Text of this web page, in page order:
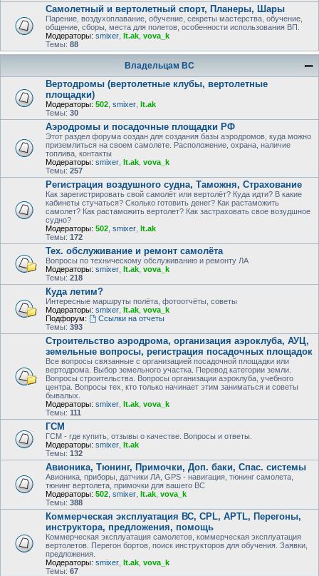
Самолетный и вертолетный спорт, Планеры, Шары
Парение, воздухоплавание, обучение, секреты мастерства, обучение,
общение, сборы, места для полетов, особенности использования ВП.
Модераторы: smixer lt.ak vova_k
Темы: 88
Владельцам ВС
Вертодромы (вертолетные клубы, вертолетные
площадки)
Модераторы: 502 smixer lt.ak
Темы: 30
Аэродромы и посадочные площадки РФ
Этот раздел форума создан для создания базы аэродромов, куда можно
приземлиться на своем самолете. Расположение, охрана, наличие
топлива, контакты
Модераторы: smixer lt.ak vova_k
Темы: 257
Регистрация воздушного судна, Таможня, Страхование
Как зарегистрировать свой самолёт или вертолёт? Куда идти? В какие
кабинеты стучаться? Сколько готовить денег? Как растаможить
самолет? Как растаможить вертолет? Как застраховать свое возудшное
судно?
Модераторы: 502 smixer lt.ak
Темы: 172
Тех. обслуживание и ремонт самолёта
Вопросы по техническому обслуживанию и ремонту ЛА
Модераторы: smixer lt.ak vova_k
Темы: 218
Куда летим?
Интересные маршруты полёта, фотоотчёты, советы
Модераторы: smixer lt.ak vova_k
Подфорум:
Ссылки на отчеты
Темы: 393
Строительство аэродрома, организация аэроклуба, АУЦ,
земельные вопросы, регистрация посадочных площадок
Все вопросы связанные с организацией посадочной площадки или
вертодрома. Выбор земельного участка. Перевод категории земли.
Вопросы строительства. Вопросы организации аэроклуба, учебного
центра. Вопросы тех, кто только начинает этим заниматься и советы
бывалых.
Модераторы: smixer lt.ak vova_k
Темы: 111
ГСМ
ГСМ - где купить, отзывы о качестве. Вопросы и ответы.
Модераторы: smixer lt.ak
Темы: 132
Авионика, Тюнинг, Примочки, Доп. баки, Спас. системы
Авионика, приборы, датчики ЛА, GPS - навигация, тюнинг самолета,
тюнинг вертолета, примочки для вашего ВС
Модераторы: 502 smixer lt.ak vova_k
Темы: 388
Коммерческая эксплуатация ВС, CPL, APTL, Перегоны,
инструктора, предложения, помощь
Коммерческая эксплуатация самолетов, коммерческая эксплуатация
вертолетов. Перегон бортов, поиск инструкторов для обучения. Заявки,
предложения.
Модераторы: smixer lt.ak vova_k
Темы: 67